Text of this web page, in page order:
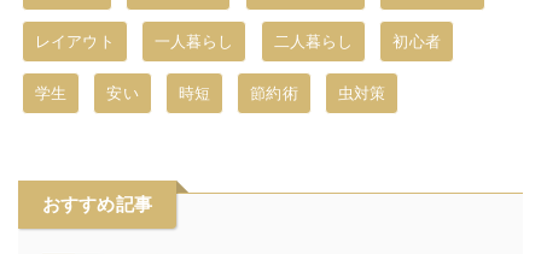
レイアウト 一人暮らし 二人暮らし 初心者
学生 安い 時短 節約術 虫対策
おすすめ記事